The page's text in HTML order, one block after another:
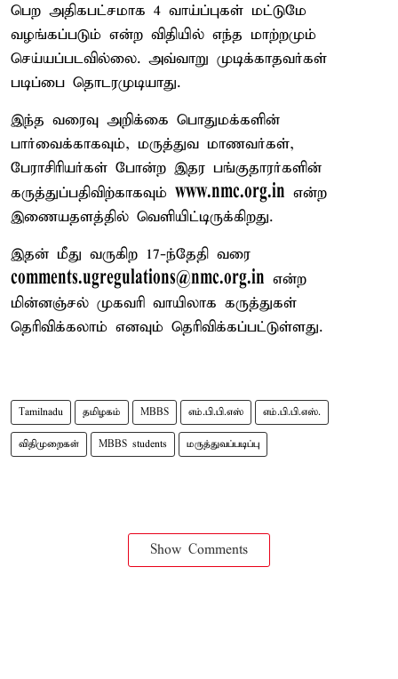
பெற அதிகபட்சமாக 4 வாய்ப்புகள் மட்டுமே
வழங்கப்படும் என்ற விதியில் எந்த மாற்றமும்
செய்யப்படவில்லை. அவ்வாறு முடிக்காதவர்கள்
படிப்பை தொடரமுடியாது.
இந்த வரைவு அறிக்கை பொதுமக்களின்
பார்வைக்காகவும், மருத்துவ மாணவர்கள்,
பேராசிரியர்கள் போன்ற இதர பங்குதாரர்களின்
கருத்துப்பதிவிற்காகவும் www.nmc.org.in என்ற
இணையதளத்தில் வெளியிட்டிருக்கிறது.
இதன் மீது வருகிற 17-ந்தேதி வரை
comments.ugregulations@nmc.org.in என்ற
மின்னஞ்சல் முகவரி வாயிலாக கருத்துகள்
தெரிவிக்கலாம் எனவும் தெரிவிக்கப்பட்டுள்ளது.
Tamilnadu தமிழகம் MBBS எம்.பி.பி.எஸ் எம்.பி.பி.எஸ்.
விதிமுறைகள் MBBS students மருத்துவப்படிப்பு
Show Comments